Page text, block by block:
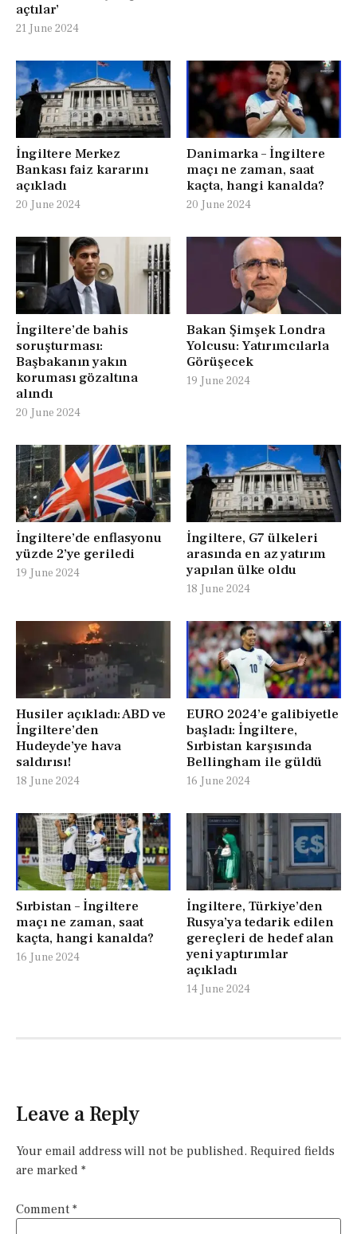
açtılar’
21 June 2024
İngiltere Merkez
Bankası faiz kararını
açıkladı
20 June 2024
Danimarka – İngiltere
maçı ne zaman, saat
kaçta, hangi kanalda?
20 June 2024
İngiltere’de bahis
soruşturması:
Başbakanın yakın
koruması gözaltına
alındı
20 June 2024
Bakan Şimşek Londra
Yolcusu: Yatırımcılarla
Görüşecek
19 June 2024
İngiltere’de enflasyonu
yüzde 2’ye geriledi
19 June 2024
İngiltere, G7 ülkeleri
arasında en az yatırım
yapılan ülke oldu
18 June 2024
Husiler açıkladı: ABD ve
İngiltere’den
Hudeyde’ye hava
saldırısı!
18 June 2024
EURO 2024’e galibiyetle
başladı: İngiltere,
Sırbistan karşısında
Bellingham ile güldü
16 June 2024
Sırbistan – İngiltere
maçı ne zaman, saat
kaçta, hangi kanalda?
16 June 2024
İngiltere, Türkiye’den
Rusya’ya tedarik edilen
gereçleri de hedef alan
yeni yaptırımlar
açıkladı
14 June 2024
Leave a Reply
Your email address will not be published. Required fields
are marked *
Comment *